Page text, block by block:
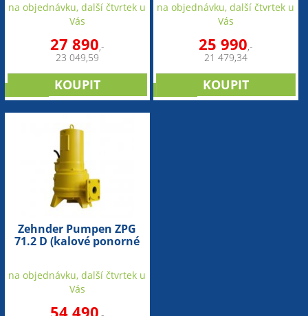
na objednávku, další čtvrtek u
Vás
27 890,-
23 049,59
na objednávku, další čtvrtek u
Vás
25 990,-
21 479,34
Zehnder Pumpen ZPG
71.2 D (kalové ponorné
na objednávku, další čtvrtek u
Vás
54 490